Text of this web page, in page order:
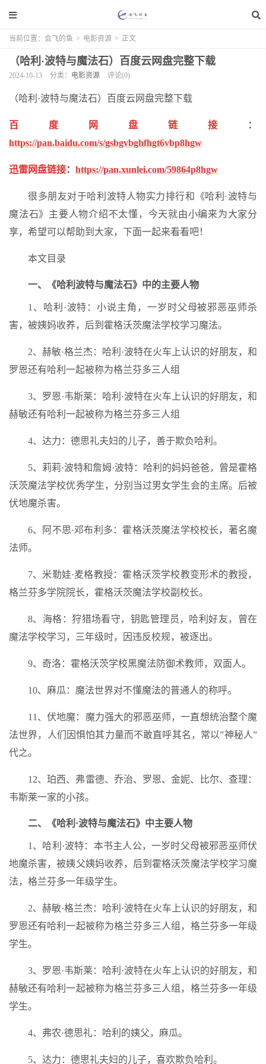
当前位置： 会飞的鱼 > 电影资源 > 正文
（哈利·波特与魔法石）百度云网盘完整下载
2024-10-13 分类： 电影资源 评论(0)
（哈利·波特与魔法石）百度云网盘完整下载
百度网盘链接
：
https://pan.baidu.com/s/gsbgvbghfhgt6vbp8hgw
迅雷网盘链接： https://pan.xunlei.com/59864p8hgw
很多朋友对于哈利波特人物实力排行和《哈利·波特与
魔法石》主要人物介绍不太懂，今天就由小编来为大家分
享，希望可以帮助到大家，下面一起来看看吧！
本文目录
一、《哈利波特与魔法石》中的主要人物
1、哈利·波特：小说主角，一岁时父母被邪恶巫师杀
害，被姨妈收养，后到霍格沃茨魔法学校学习魔法。
2、赫敏·格兰杰：哈利·波特在火车上认识的好朋友，和
罗恩还有哈利一起被称为格兰芬多三人组
3、罗恩·韦斯莱：哈利·波特在火车上认识的好朋友，和
赫敏还有哈利一起被称为格兰芬多三人组
4、达力：德思礼夫妇的儿子，善于欺负哈利。
5、莉莉·波特和詹姆·波特：哈利的妈妈爸爸，曾是霍格
沃茨魔法学校优秀学生，分别当过男女学生会的主席。后被
伏地魔杀害。
6、阿不思·邓布利多：霍格沃茨魔法学校校长，著名魔
法师。
7、米勒娃·麦格教授：霍格沃茨学校教变形术的教授，
格兰芬多学院院长，霍格沃茨魔法学校副校长。
8、海格：狩猎场看守，钥匙管理员，哈利好友，曾在
魔法学校学习，三年级时，因违反校规，被逐出。
9、奇洛：霍格沃茨学校黑魔法防御术教师，双面人。
10、麻瓜：魔法世界对不懂魔法的普通人的称呼。
11、伏地魔：魔力强大的邪恶巫师，一直想统治整个魔
法世界，人们因惧怕其力量而不敢直呼其名，常以”神秘人”
代之。
12、珀西、弗雷德、乔治、罗恩、金妮、比尔、查理：
韦斯莱一家的小孩。
二、《哈利·波特与魔法石》中主要人物
1、哈利·波特：本书主人公，一岁时父母被邪恶巫师伏
地魔杀害，被姨父姨妈收养，后到霍格沃茨魔法学校学习魔
法，格兰芬多一年级学生。
2、赫敏·格兰杰：哈利·波特在火车上认识的好朋友，和
罗恩还有哈利一起被称为格兰芬多三人组，格兰芬多一年级
学生。
3、罗恩·韦斯莱：哈利·波特在火车上认识的好朋友，和
赫敏还有哈利一起被称为格兰芬多三人组，格兰芬多一年级
学生。
4、弗农·德思礼：哈利的姨父，麻瓜。
5、达力：德思礼夫妇的儿子，喜欢欺负哈利。